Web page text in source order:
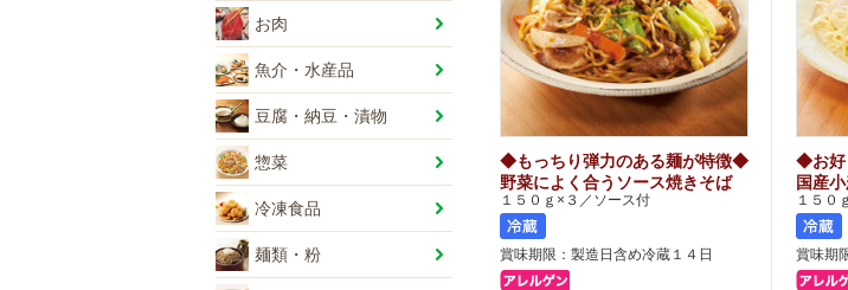
お肉
魚介・水産品
豆腐・納豆・漬物
惣菜
冷凍食品
麺類・粉
◆もっちり弾力のある麺が特徴◆
野菜によく合うソース焼きそば
１５０ｇ×３／ソース付
賞味期限：製造日含め冷蔵１４日
◆お好
国産
１５０
賞味期